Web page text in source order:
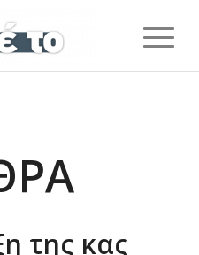
της κας